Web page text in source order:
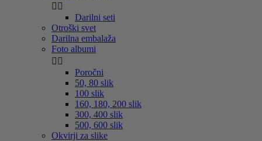
 
Darilni seti
Otroški svet
Darilna embalaža
Foto albumi
 
Poročni
50, 80 slik
100 slik
160, 180, 200 slik
300, 400 slik
500, 600 slik
Okvirji za slike